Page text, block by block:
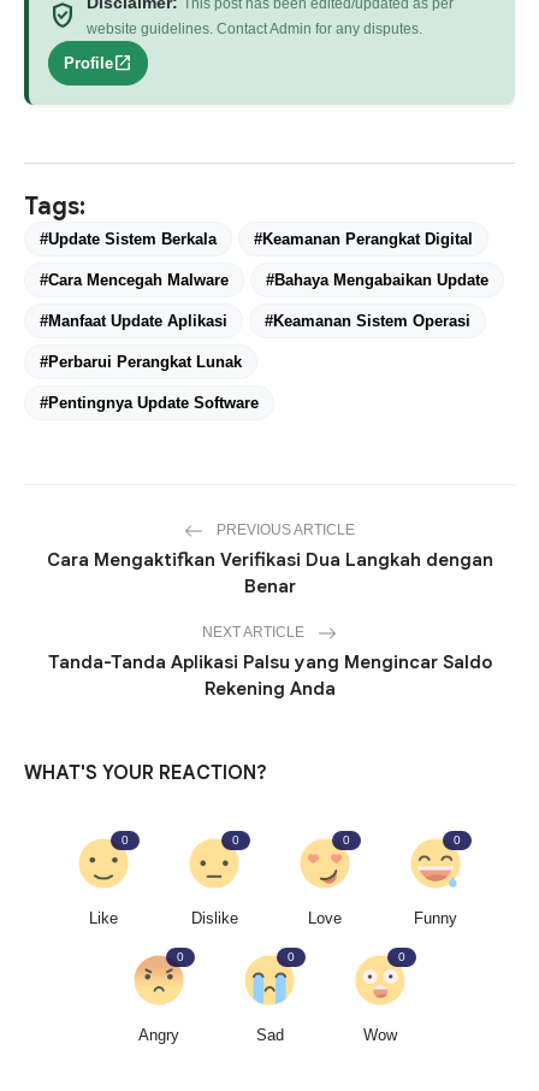
verified_user
This post has been edited/updated as per
website guidelines. Contact Admin for any disputes.
Profileopen_in_new
Tags:
#Update Sistem Berkala #Keamanan Perangkat Digital
#Cara Mencegah Malware #Bahaya Mengabaikan Update
#Manfaat Update Aplikasi #Keamanan Sistem Operasi
#Perbarui Perangkat Lunak
#Pentingnya Update Software
PREVIOUS ARTICLE
Cara Mengaktifkan Verifikasi Dua Langkah dengan
Benar
NEXT ARTICLE
Tanda-Tanda Aplikasi Palsu yang Mengincar Saldo
Rekening Anda
WHAT'S YOUR REACTION?
Like
0
Dislike
0
Love
0
Funny
0
Angry
0
Sad
0
Wow
0